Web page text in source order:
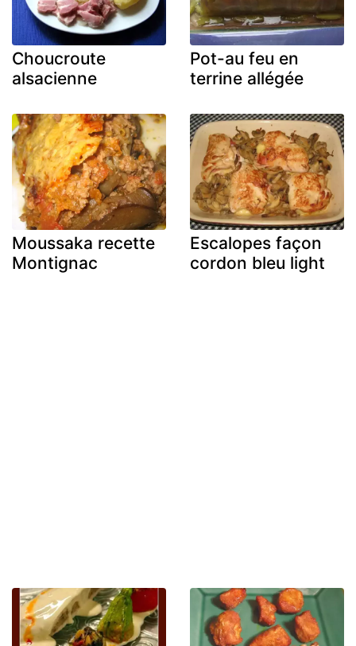
Choucroute
alsacienne
Pot-au feu en
terrine allégée
Moussaka recette
Montignac
Escalopes façon
cordon bleu light